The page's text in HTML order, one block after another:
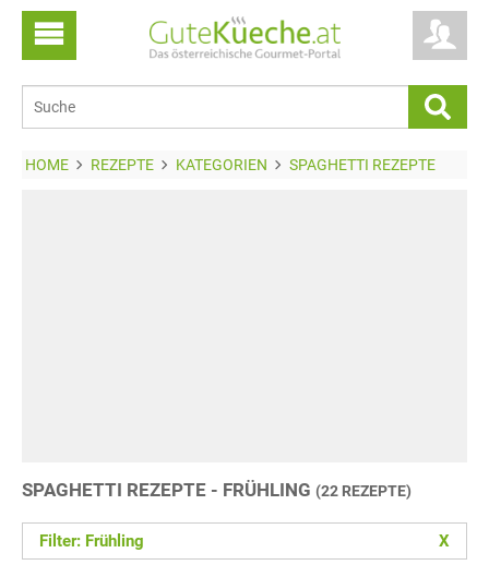
HOME REZEPTE KATEGORIEN SPAGHETTI REZEPTE
SPAGHETTI REZEPTE - FRÜHLING (22 REZEPTE)
Filter: Frühling X